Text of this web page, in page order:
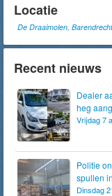
Locatie
De Draaimolen, Barendrecht
Recent nieuws
Dealer
heg
Vrijdag 7
Politie
spullen
Dinsdag